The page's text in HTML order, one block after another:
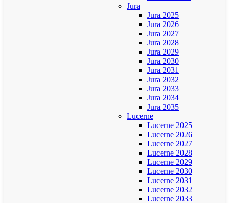
Jura
Jura 2025
Jura 2026
Jura 2027
Jura 2028
Jura 2029
Jura 2030
Jura 2031
Jura 2032
Jura 2033
Jura 2034
Jura 2035
Lucerne
Lucerne 2025
Lucerne 2026
Lucerne 2027
Lucerne 2028
Lucerne 2029
Lucerne 2030
Lucerne 2031
Lucerne 2032
Lucerne 2033